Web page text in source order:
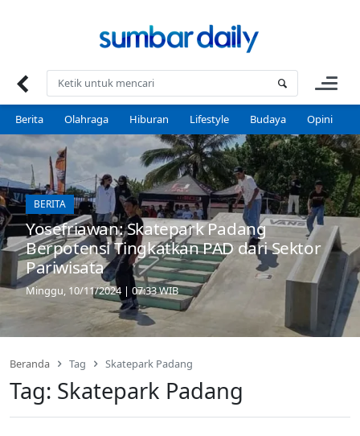
Berita Olahraga Hiburan Lifestyle Budaya Opini
BERITA
Yosefriawan: Skatepark Padang
Berpotensi Tingkatkan PAD dari Sektor
Pariwisata
Minggu, 10/11/2024 | 07:33 WIB
Beranda Tag Skatepark Padang
Tag: Skatepark Padang